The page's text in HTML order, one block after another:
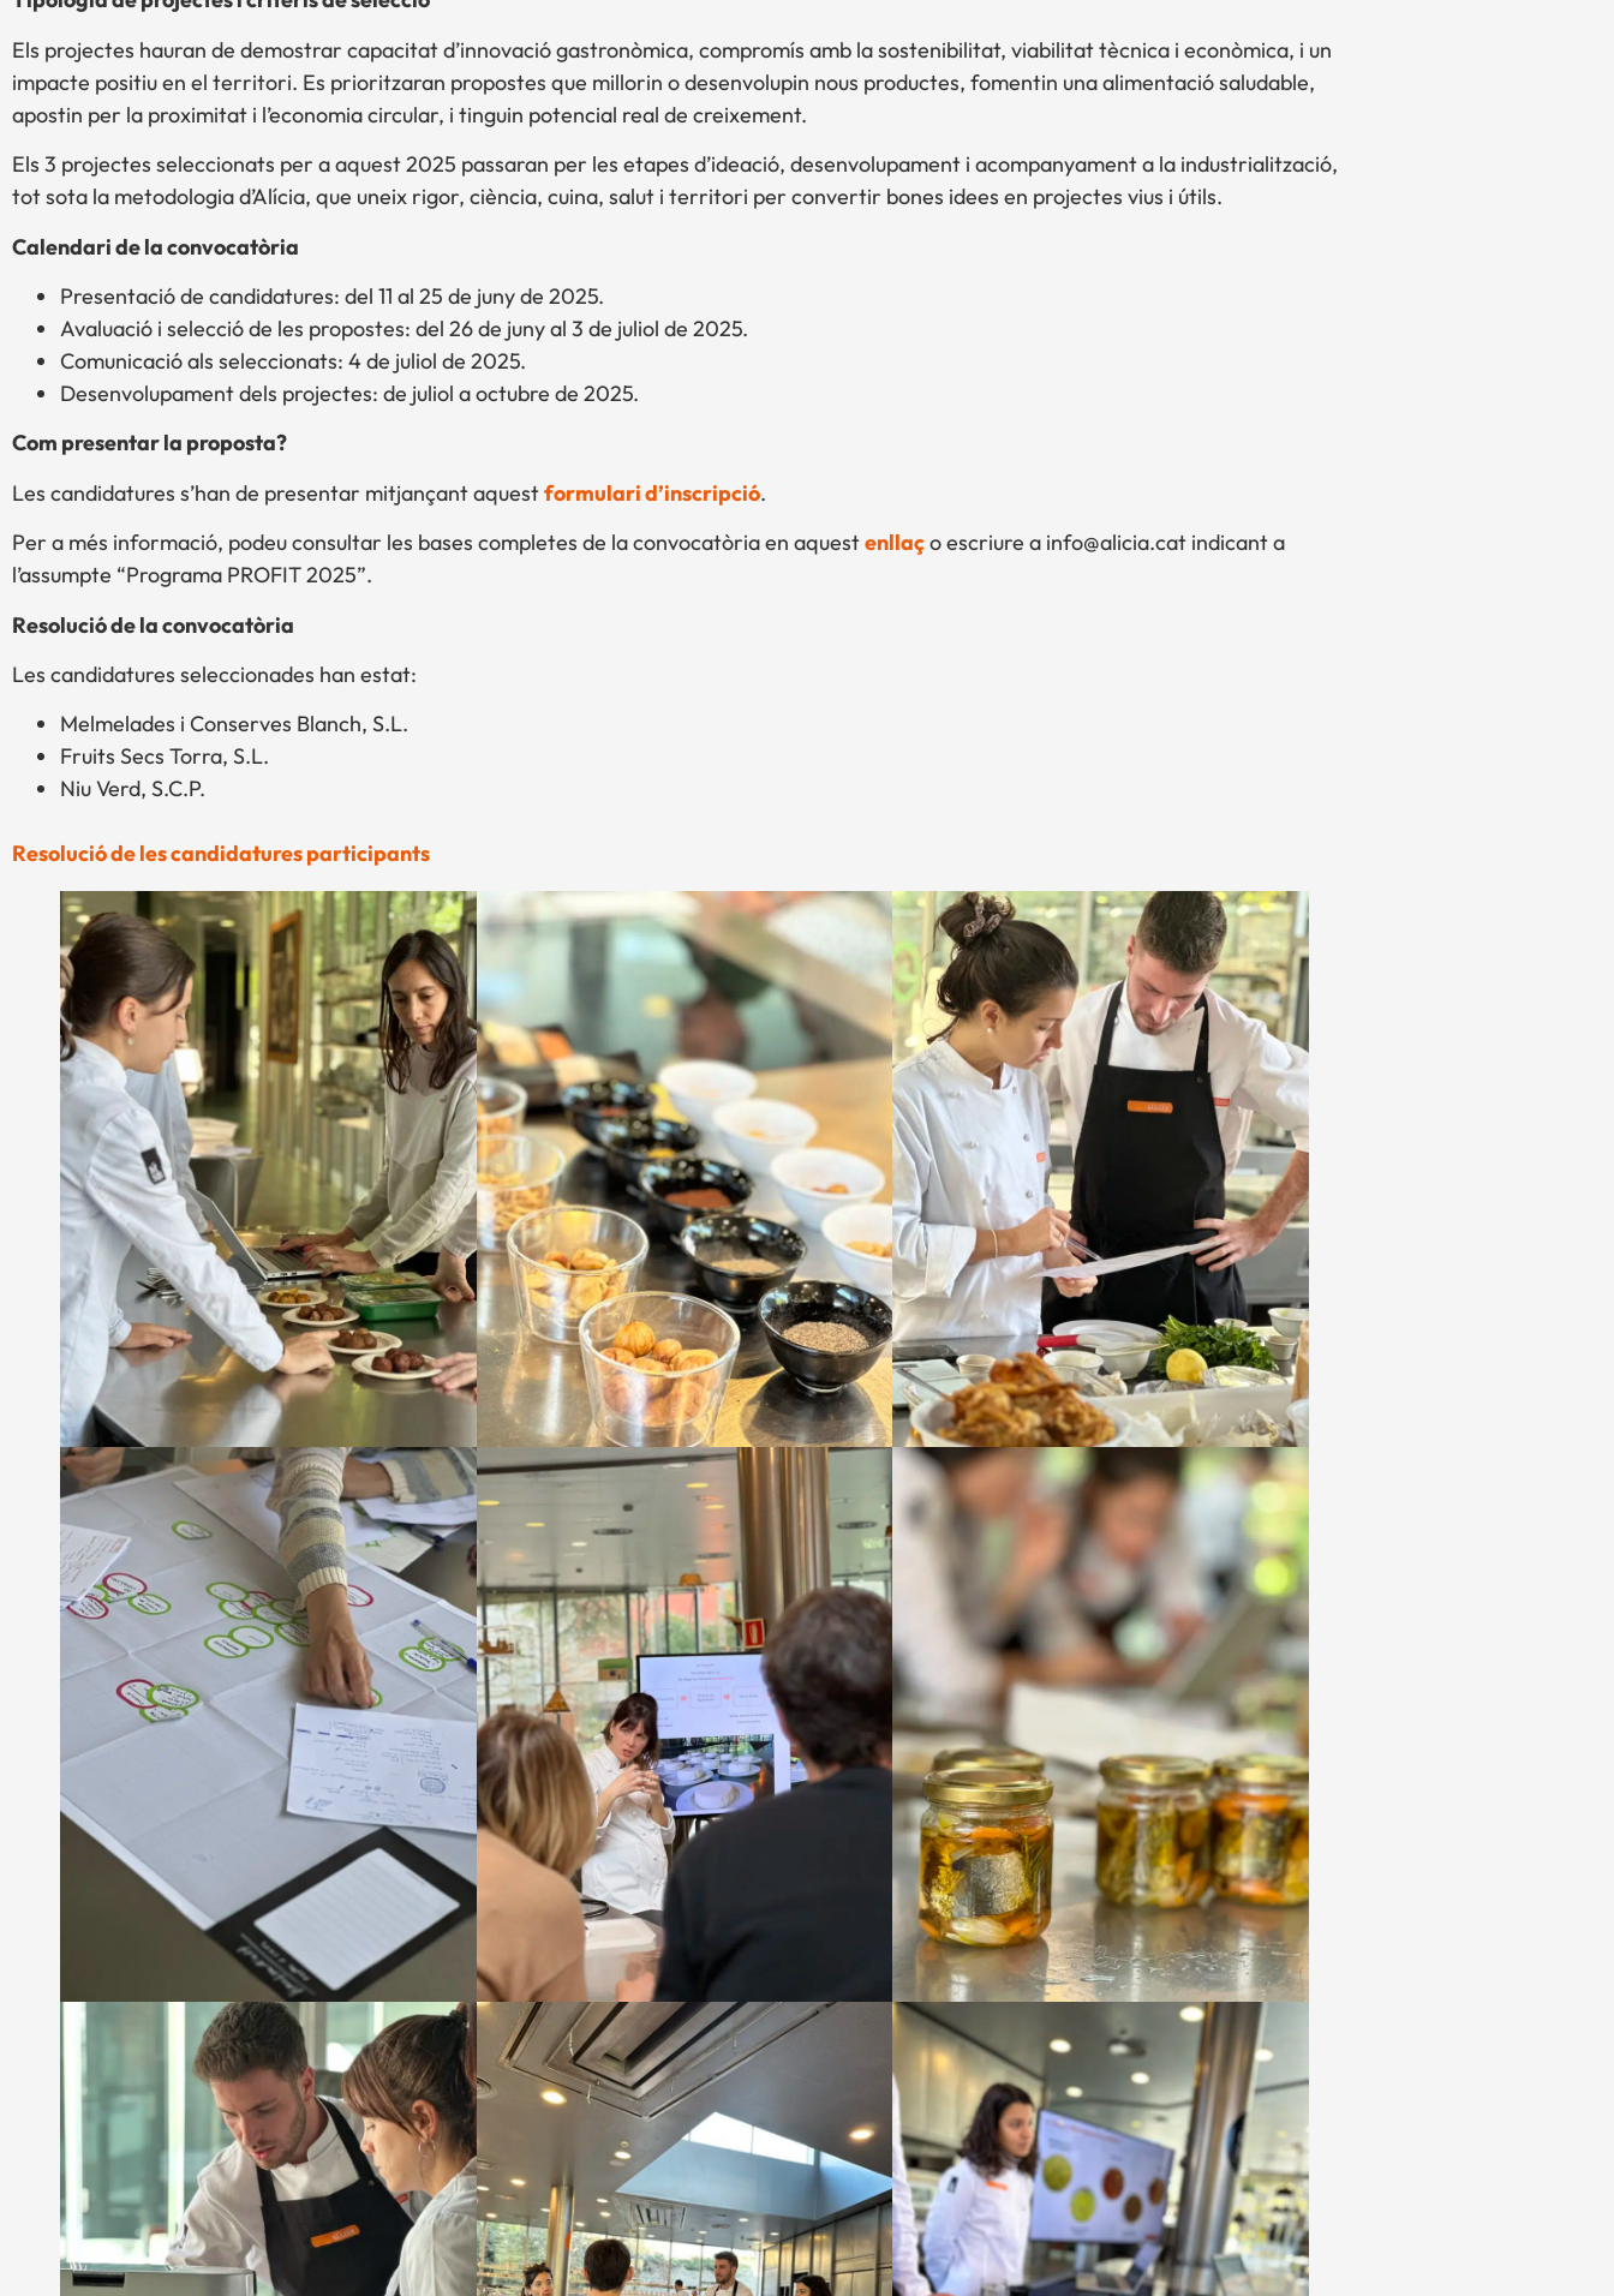
Els projectes hauran de demostrar capacitat d’innovació gastronòmica, compromís amb la sostenibilitat, viabilitat tècnica i econòmica, i un
impacte positiu en el territori. Es prioritzaran propostes que millorin o desenvolupin nous productes, fomentin una alimentació saludable,
apostin per la proximitat i l’economia circular, i tinguin potencial real de creixement.
Els 3 projectes seleccionats per a aquest 2025 passaran per les etapes d’ideació, desenvolupament i acompanyament a la industrialització,
tot sota la metodologia d’Alícia, que uneix rigor, ciència, cuina, salut i territori per convertir bones idees en projectes vius i útils.
Calendari de la convocatòria
Presentació de candidatures: del 11 al 25 de juny de 2025.
Avaluació i selecció de les propostes: del 26 de juny al 3 de juliol de 2025.
Comunicació als seleccionats: 4 de juliol de 2025.
Desenvolupament dels projectes: de juliol a octubre de 2025.
Com presentar la proposta?
Les candidatures s’han de presentar mitjançant aquestformulari d’inscripció.
Per a més informació, podeu consultar les bases completes de la convocatòria en aquestenllaço escriure a info@alicia.cat indicant a
l’assumpte “Programa PROFIT 2025”.
Resolució de la convocatòria
Les candidatures seleccionades han estat:
Melmelades i Conserves Blanch, S.L.
Fruits Secs Torra, S.L.
Niu Verd, S.C.P.
Resolució de les candidatures participants